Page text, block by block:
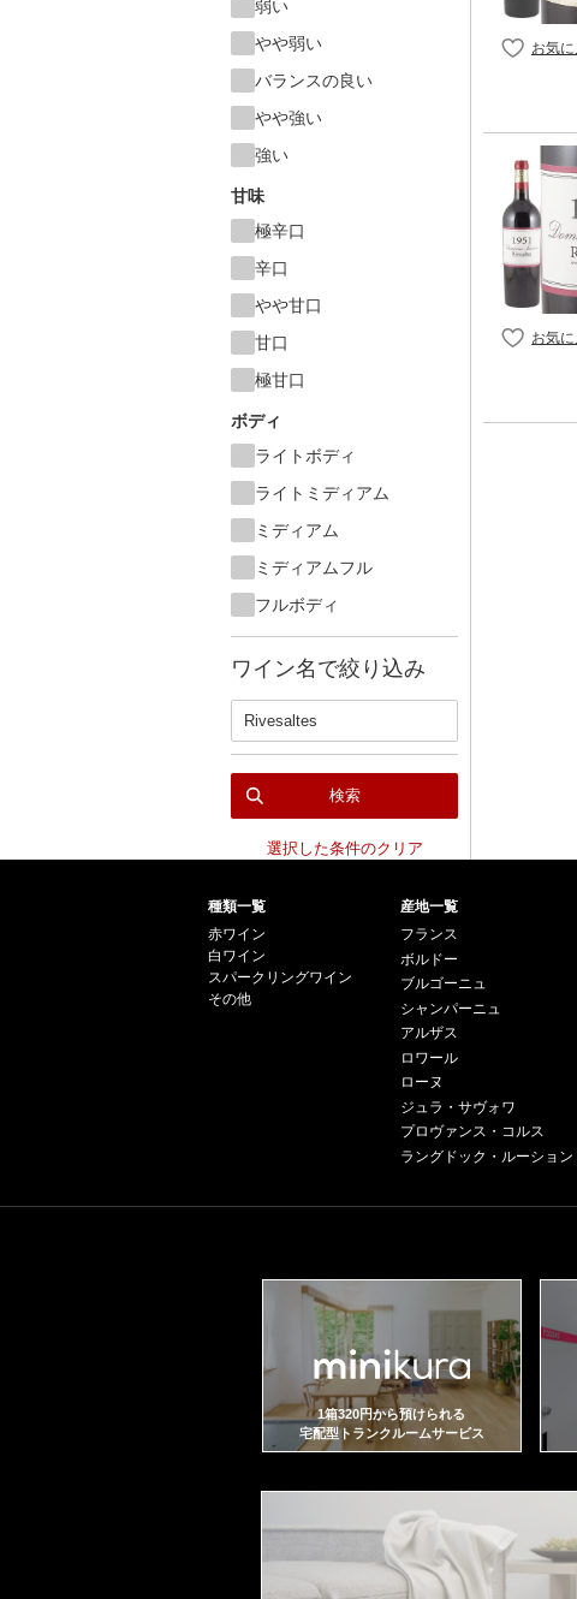
弱い
やや弱い
バランスの良い
やや強い
強い
甘味
極辛口
辛口
やや甘口
甘口
極甘口
ボディ
ライトボディ
ライトミディアム
ミディアム
ミディアムフル
フルボディ
ワイン名で絞り込み
検索
選択した条件のクリア
種類一覧
赤ワイン
白ワイン
スパークリングワイン
その他
産地一覧
フランス
ボルドー
ブルゴーニュ
シャンパーニュ
アルザス
ロワール
ローヌ
ジュラ・サヴォワ
プロヴァンス・コルス
ラングドック・ルーション
1箱320円から預けられる
宅配型トランクルームサービス